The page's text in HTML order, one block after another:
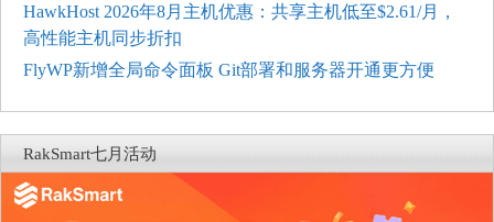
HawkHost 2026年8月主机优惠：共享主机低至$2.61/月，
高性能主机同步折扣
FlyWP新增全局命令面板 Git部署和服务器开通更方便
RakSmart七月活动